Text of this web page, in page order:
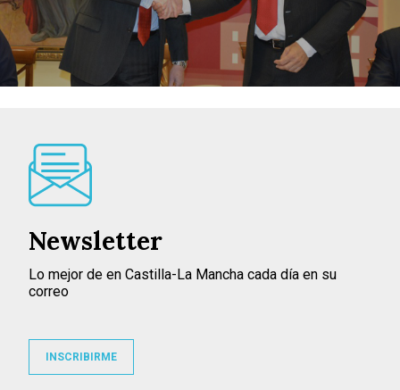
Newsletter
Lo mejor de en Castilla-La Mancha cada día en su
correo
INSCRIBIRME